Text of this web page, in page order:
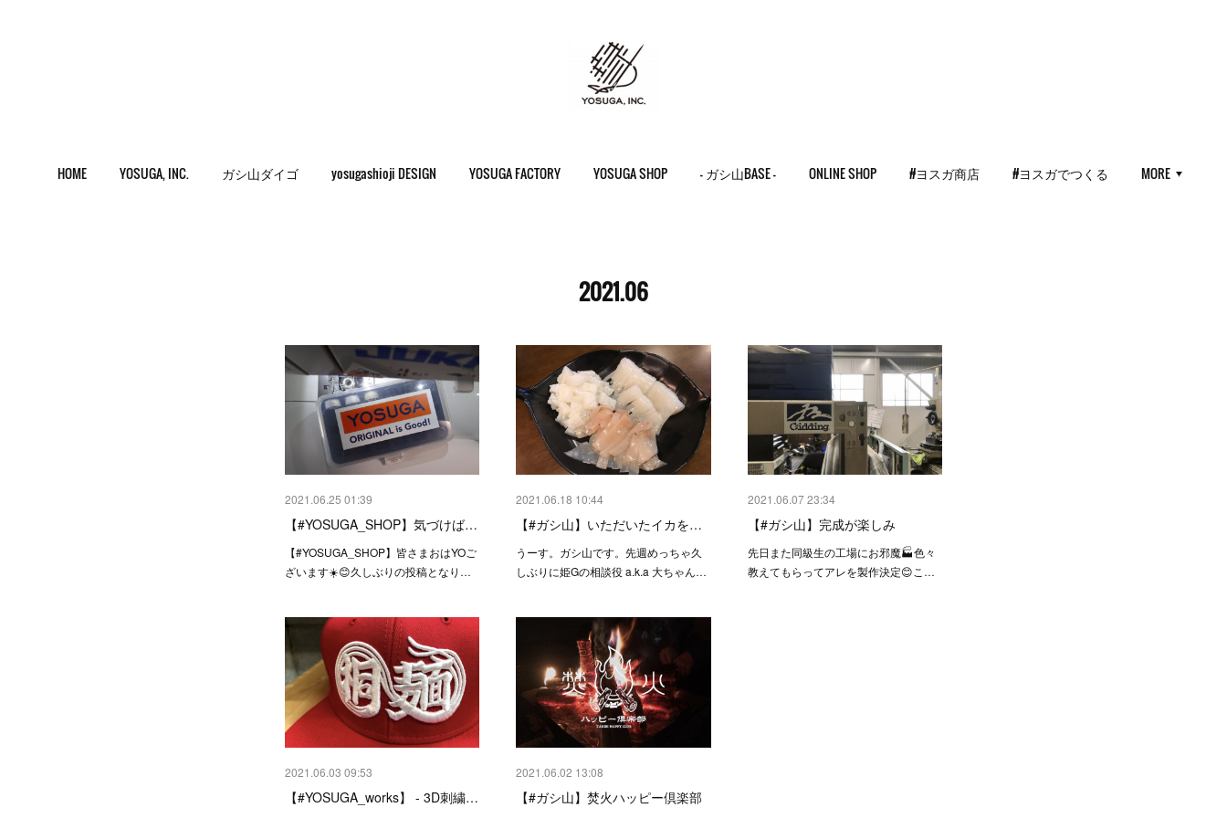
HOME YOSUGA, INC. ガシ山ダイゴ yosugashioji DESIGN YOSUGA FACTORY YOSUGA SHOP - ガシ山BASE - ONLINE SHOP #ヨスガ商店 #ヨスガでつくる MORE
2021.06
2021.06.25 01:39
【#YOSUGA_SHOP】気づけば…
【#YOSUGA_SHOP】皆さまおはYOご
ざいます☀️😊久しぶりの投稿となり…
2021.06.18 10:44
【#ガシ山】いただいたイカを…
うーす。ガシ山です。先週めっちゃ久
しぶりに姫Gの相談役 a.k.a 大ちゃん…
2021.06.07 23:34
【#ガシ山】完成が楽しみ
先日また同級生の工場にお邪魔🏭色々
教えてもらってアレを製作決定😊こ…
2021.06.03 09:53
【#YOSUGA_works】 - 3D刺繍…
2021.06.02 13:08
【#ガシ山】焚火ハッピー倶楽部